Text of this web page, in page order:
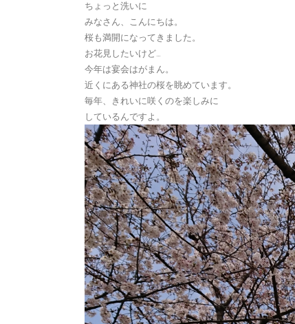
ちょっと洗いに
みなさん、こんにちは。
桜も満開になってきました。
お花見したいけど…
今年は宴会はがまん。
近くにある神社の桜を眺めています。
毎年、きれいに咲くのを楽しみに
しているんですよ。